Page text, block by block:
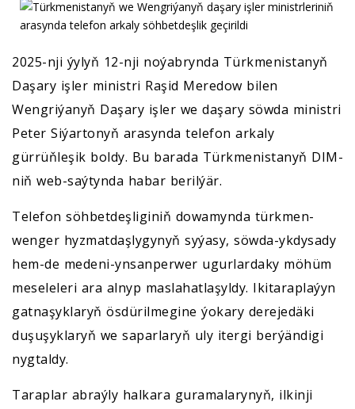
2025-nji ýylyň 12-nji noýabrynda Türkmenistanyň
Daşary işler ministri Raşid Meredow bilen
Wengriýanyň Daşary işler we daşary söwda ministri
Peter Siýartonyň arasynda telefon arkaly
gürrüňleşik boldy. Bu barada Türkmenistanyň DIM-
niň web-saýtynda habar berilýär.
Telefon söhbetdeşliginiň dowamynda türkmen-
wenger hyzmatdaşlygynyň syýasy, söwda-ykdysady
hem-de medeni-ynsanperwer ugurlardaky möhüm
meseleleri ara alnyp maslahatlaşyldy. Ikitaraplaýyn
gatnaşyklaryň ösdürilmegine ýokary derejedäki
duşuşyklaryň we saparlaryň uly itergi berýändigi
nygtaldy.
Taraplar abraýly halkara guramalarynyň, ilkinji